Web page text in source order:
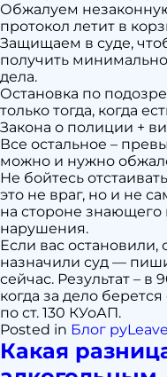
Обжалуем
протокол летит в
Защищаем в суде,
получить
дела.
Остановка по
только тогда, когда
Закона о полиции +
Все остальное –
можно и нужно
Не бойтесь
это не враг, но и не
на стороне
нарушения.
Если вас остановили,
назначили суд —
сейчас. Результат – в
когда за дело
по ст. 130 КУоАП.
Posted in Блог ру
Какая